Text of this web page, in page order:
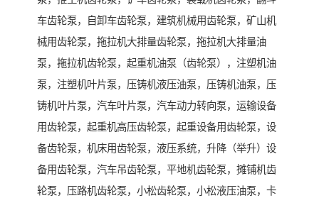
车齿轮泵，自卸车齿轮泵，建筑机械用齿轮泵，矿山机
械用齿轮泵，拖拉机大排量齿轮泵，拖拉机大排量油
泵，拖拉机齿轮泵，起重机油泵（齿轮泵），注塑机油
泵，注塑机叶片泵，压铸机液压油泵，压铸机油泵，压
铸机叶片泵，汽车叶片泵，汽车动力转向泵，运输设备
用齿轮泵，起重机高压齿轮泵，起重设备用齿轮泵，设
备齿轮泵，机床用齿轮泵，液压系统，升降（举升）设
备用齿轮泵，汽车吊齿轮泵，平地机齿轮泵，摊铺机齿
轮泵，压路机齿轮泵，小松齿轮泵，小松液压油泵，卡